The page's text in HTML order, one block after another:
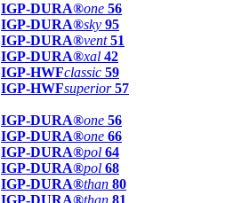
IGP-DURA®one 56
IGP-DURA®sky 95
IGP-DURA®vent 51
IGP-DURA®xal 42
IGP-HWFclassic 59
IGP-HWFsuperior 57
IGP-DURA®one 56
IGP-DURA®one 66
IGP-DURA®pol 64
IGP-DURA®pol 68
IGP-DURA®than 80
IGP-DURA®than 81